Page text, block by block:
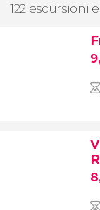
122 escursioni